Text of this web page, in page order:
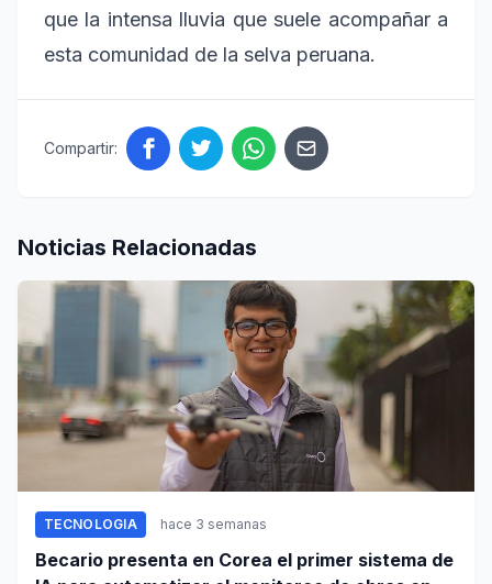
que la intensa lluvia que suele acompañar a
esta comunidad de la selva peruana.
Compartir:
Noticias Relacionadas
TECNOLOGIA hace 3 semanas
Becario presenta en Corea el primer sistema de